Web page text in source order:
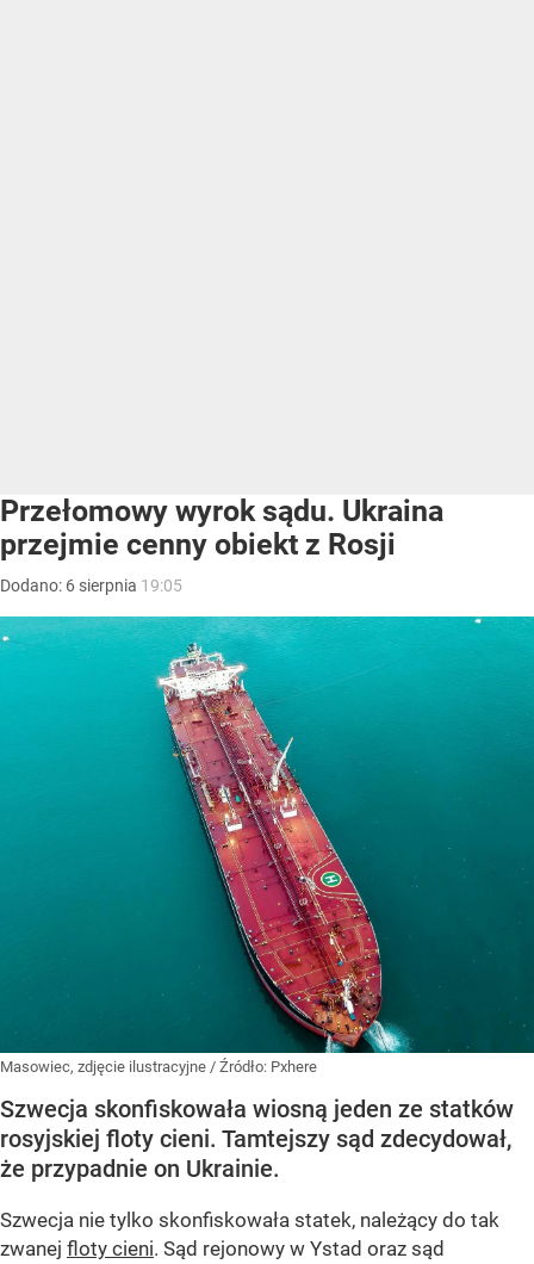
Przełomowy wyrok sądu. Ukraina
przejmie cenny obiekt z Rosji
Dodano: 6 sierpnia 19:05
Masowiec, zdjęcie ilustracyjne / Źródło: Pxhere
Szwecja skonfiskowała wiosną jeden ze statków
rosyjskiej floty cieni. Tamtejszy sąd zdecydował,
że przypadnie on Ukrainie.
Szwecja nie tylko skonfiskowała statek, należący do tak
zwanej floty cieni. Sąd rejonowy w Ystad oraz sąd